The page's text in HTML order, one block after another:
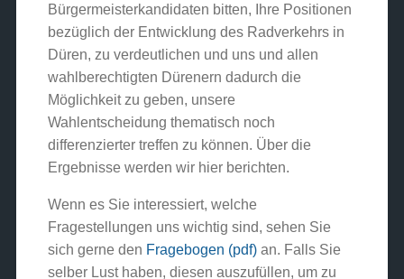
Bürgermeisterkandidaten bitten, Ihre Positionen
bezüglich der Entwicklung des Radverkehrs in
Düren, zu verdeutlichen und uns und allen
wahlberechtigten Dürenern dadurch die
Möglichkeit zu geben, unsere
Wahlentscheidung thematisch noch
differenzierter treffen zu können. Über die
Ergebnisse werden wir hier berichten.
Wenn es Sie interessiert, welche
Fragestellungen uns wichtig sind, sehen Sie
sich gerne den Fragebogen (pdf)an. Falls Sie
selber Lust haben, diesen auszufüllen, um zu